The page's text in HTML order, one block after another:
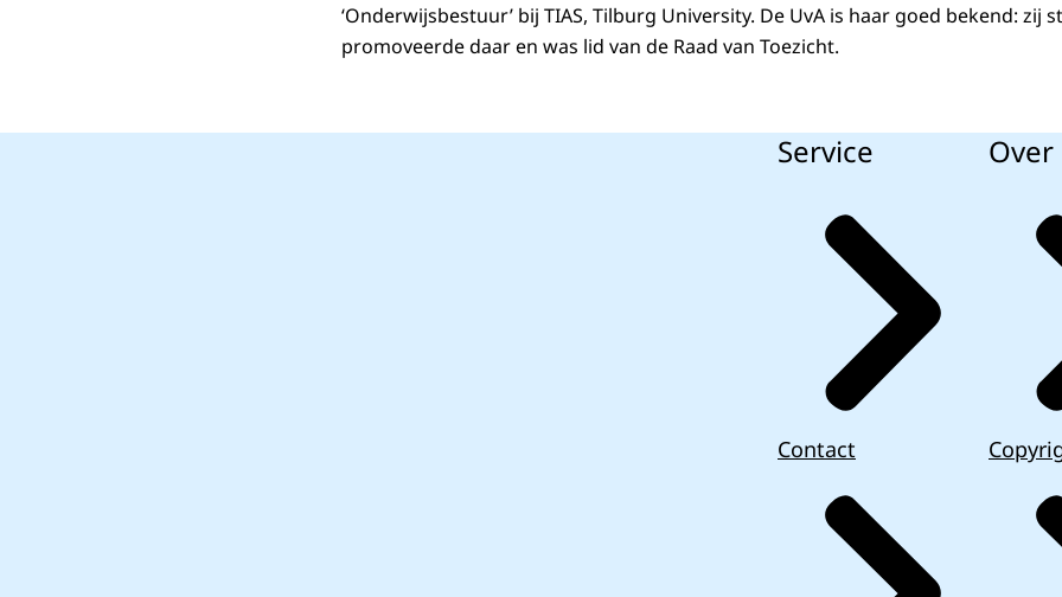
‘Onderwijsbestuur’ bij TIAS, Tilburg University. De UvA is haar goed bekend: zij
promoveerde daar en was lid van de Raad van Toezicht.
Service
Contact